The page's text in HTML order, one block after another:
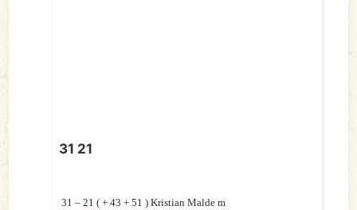
31 21
31 – 21 ( + 43 + 51 ) Kristian Malde m